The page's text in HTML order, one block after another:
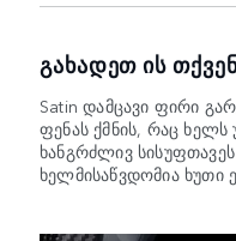
ᲒᲐᲮᲐᲓᲔᲗ ᲘᲡ
Satin დამცავი ფირი
ფენას ქმნის, რაც ხელს
ხანგრძლივ
ხელმისაწვდომია ხუთი